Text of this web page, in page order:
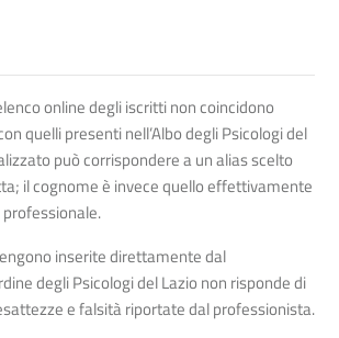
online degli iscritti non coincidono
quelli presenti nell’Albo degli Psicologi del
può corrispondere a un alias scelto
il cognome è invece quello effettivamente
professionale.
inserite direttamente dal
degli Psicologi del Lazio non risponde di
e falsità riportate dal professionista.